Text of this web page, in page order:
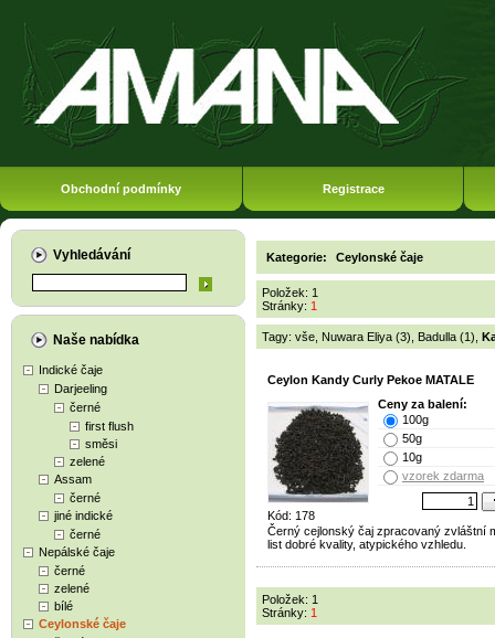
Obchodní podmínky Registrace
Vyhledávání
Naše nabídka
Indické čaje
Darjeeling
černé
first flush
směsi
zelené
Assam
černé
jiné indické
černé
Nepálské čaje
černé
zelené
bílé
Ceylonské čaje
Kategorie: Ceylonské čaje
Položek: 1
Stránky: 1
Tagy: vše Nuwara Eliya (3) Badulla (1)
Ceylon Kandy Curly Pekoe MATALE
Kód: 178
Ceny za balení:
100g
50g
10g
vzorek zdarma
Černý cejlonský čaj zpracovaný zvláštní
list dobré kvality, atypického vzhledu.
Položek: 1
Stránky: 1